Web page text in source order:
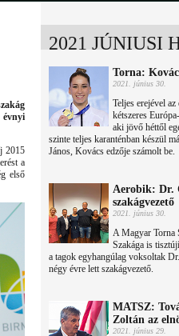
évnyi
2015
a
első
2021 JÚNIUSI
Torna:
2021. június 30.
Teljes erejével
kétszeres
aki jövő héttől
szinte teljes karanténban készül
János, Kovács edzője számolt be.
Aerobik: Dr.
szakágvezető
2021. június 30.
A Magyar Torna
Szakága is
a tagok egyhangúlag voksoltak
négy évre lett szakágvezető.
MATSZ:
Zoltán az
2021. június 29.